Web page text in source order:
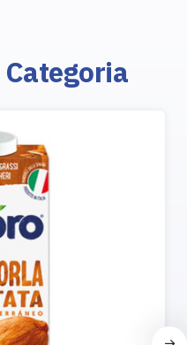
Categoria